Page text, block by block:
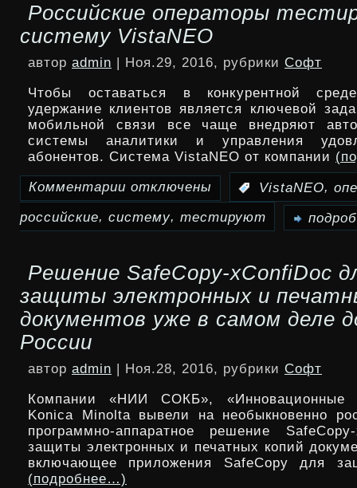
интеллект
—
предвестник
новой
эры
хакерства
Российские операторы
систему VistaNEO
автор admin | Ноя.29, 2016, рубрики Софт
Чтобы оставаться в конкурентной
удержание клиентов является ключевой
мобильной связи все чаще внедряют
системы аналитики и управления
абонентов. Система VistaNEO от компании
Комментарии
записи
операторы
тестируют
систему
отключены VistaNEO,
российские, систему, тестируют
Решение SafeCopy-xConfiDoc
защиты электронных и
документов уже в самом деле
России
автор admin | Ноя.28, 2016, рубрики Софт
Компании «НИИ СОКБ», «Инновационные
Konica Minolta вывели на необыкновенно
программно-аппаратное решение
защиты электронных и печатных копий
включающее приложения SafeCopy для
(подробнее…)